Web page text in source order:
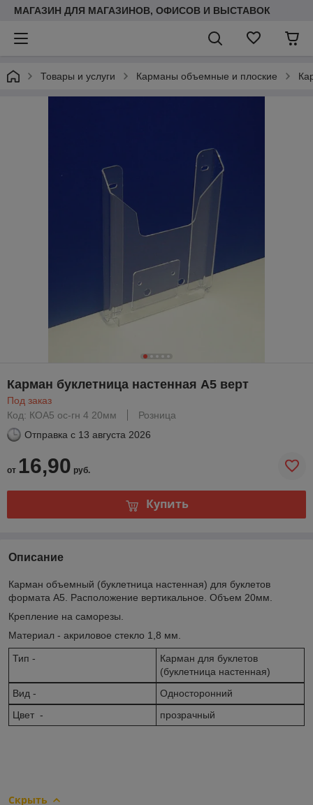
МАГАЗИН ДЛЯ МАГАЗИНОВ, ОФИСОВ И ВЫСТАВОК
Товары и услуги Карманы объемные и плоские
Карман буклетница настенная А5 верт
Под заказ
Код: КОА5 ос-гн 4 20мм
Розница
Отправка с 13 августа 2026
от 16,90 руб.
Купить
Описание
Карман объемный (буклетница настенная) для буклетов
формата А5. Расположение вертикальное. Объем 20мм.
Крепление на саморезы.
Материал - акриловое стекло 1,8 мм.
Тип -
Карман для буклетов
(буклетница настенная)
Вид -
Односторонний
Цвет -
прозрачный
Скрыть